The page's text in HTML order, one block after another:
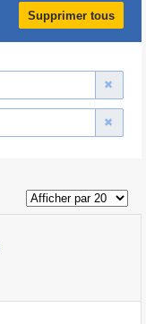
Supprimer tous